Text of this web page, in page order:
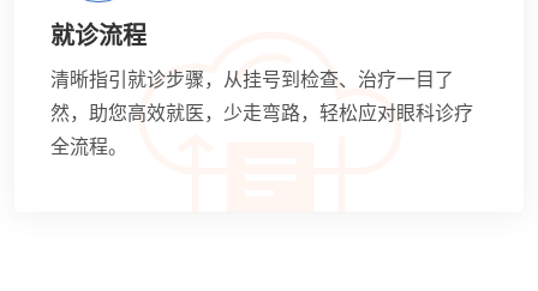
就诊流程
清晰指引就诊步骤，从挂号到检查、治疗一目了
然，助您高效就医，少走弯路，轻松应对眼科诊疗
全流程。